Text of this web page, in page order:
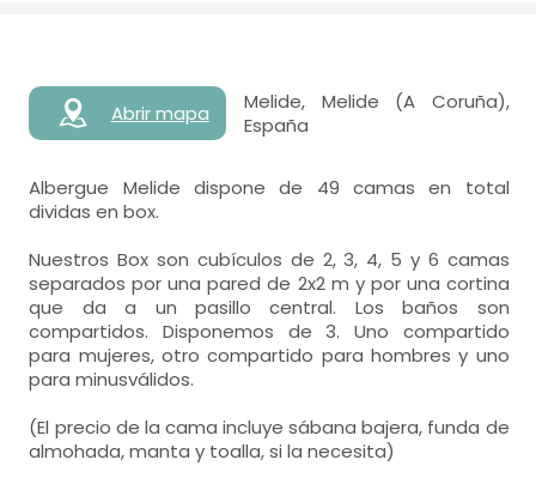
Abrir mapa
Melide, Melide (A Coruña),
España
Albergue Melide dispone de 49 camas en total
dividas en box.
Nuestros Box son cubículos de 2, 3, 4, 5 y 6 camas
separados por una pared de 2x2 m y por una cortina
que da a un pasillo central. Los baños son
compartidos. Disponemos de 3. Uno compartido
para mujeres, otro compartido para hombres y uno
para minusválidos.
(El precio de la cama incluye sábana bajera, funda de
almohada, manta y toalla, si la necesita)